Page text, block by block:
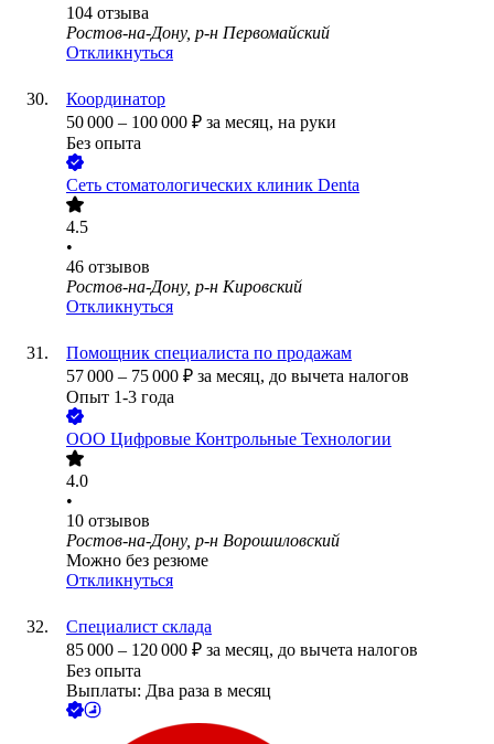
104 отзыва
Ростов-на-Дону, р-н Первомайский
Откликнуться
Координатор
50 000 – 100 000 ₽ за месяц, на руки
Без опыта
Сеть стоматологических клиник Denta
4.5
•
46 отзывов
Ростов-на-Дону, р-н Кировский
Откликнуться
Помощник специалиста по продажам
57 000 – 75 000 ₽ за месяц, до вычета налогов
Опыт 1-3 года
ООО Цифровые Контрольные Технологии
4.0
•
10 отзывов
Ростов-на-Дону, р-н Ворошиловский
Можно без резюме
Откликнуться
Специалист склада
85 000 – 120 000 ₽ за месяц, до вычета налогов
Без опыта
Выплаты: Два раза в месяц